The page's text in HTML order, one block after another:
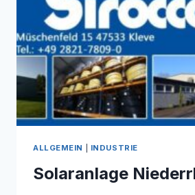
ALLGEMEIN INDUSTRIE
Solaranlage